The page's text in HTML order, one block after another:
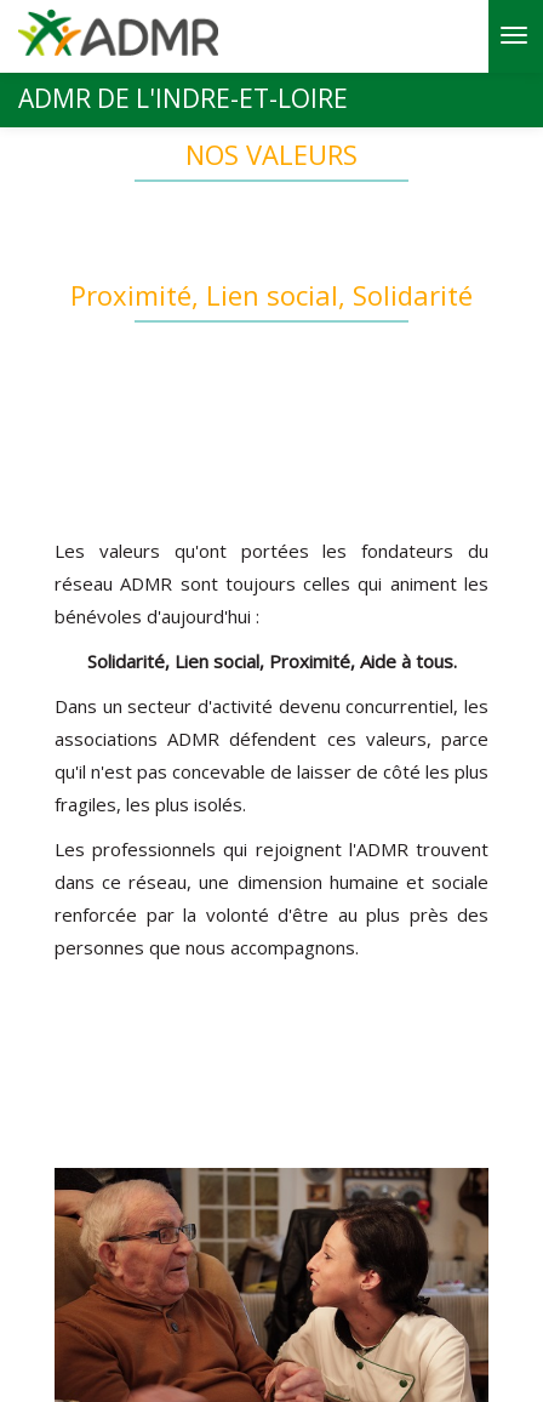
Aller au contenu principal
ADMR DE L'INDRE-ET-LOIRE
NOS VALEURS
Proximité, Lien social, Solidarité
Les valeurs qu'ont portées les fondateurs du
réseau ADMR sont toujours celles qui animent les
bénévoles d'aujourd'hui :
Solidarité, Lien social, Proximité, Aide à tous.
Dans un secteur d'activité devenu concurrentiel, les
associations ADMR défendent ces valeurs, parce
qu'il n'est pas concevable de laisser de côté les plus
fragiles, les plus isolés.
Les professionnels qui rejoignent l'ADMR trouvent
dans ce réseau, une dimension humaine et sociale
renforcée par la volonté d'être au plus près des
personnes que nous accompagnons.